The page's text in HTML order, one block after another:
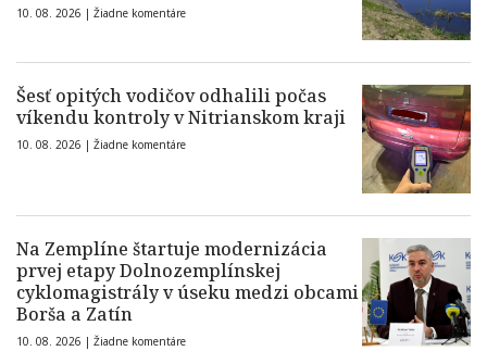
10. 08. 2026 | Žiadne komentáre
Šesť opitých vodičov odhalili počas
víkendu kontroly v Nitrianskom kraji
10. 08. 2026 | Žiadne komentáre
Na Zemplíne štartuje modernizácia
prvej etapy Dolnozemplínskej
cyklomagistrály v úseku medzi obcami
Borša a Zatín
10. 08. 2026 | Žiadne komentáre